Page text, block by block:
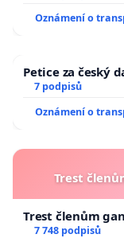
Oznámení o
Petice za český
7 podpisů
Oznámení o
Trest
Trest členům
7 748 podpisů